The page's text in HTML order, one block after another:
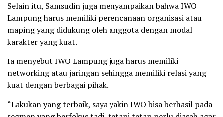
Selain itu, Samsudin juga menyampaikan bahwa IWO
Lampung harus memiliki perencanaan organisasi atau
maping yang didukung oleh anggota dengan modal
karakter yang kuat.
Ia menyebut IWO Lampung juga harus memiliki
networking atau jaringan sehingga memiliki relasi yang
kuat dengan berbagai pihak.
“Lakukan yang terbaik, saya yakin IWO bisa berhasil pada